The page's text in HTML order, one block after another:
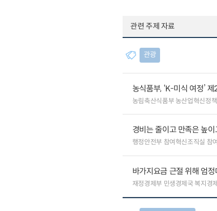
관련 주제 자료
관광
농식품부, ‘K-미식 여정’
농림축산식품부 농산업혁신정
경비는 줄이고 만족은 높
행정안전부 참여혁신조직실 참
바가지요금 근절 위해 엄
재정경제부 민생경제국 복지경